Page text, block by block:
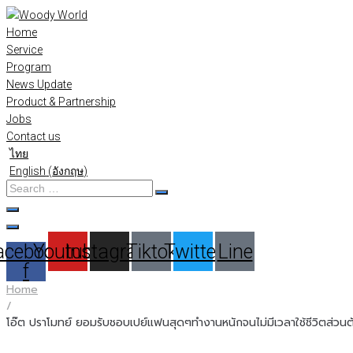
Skip
to
content
Home
Service
Program
News Update
Product & Partnership
Jobs
Contact us
ไทย
English (อังกฤษ)
Search
…
f
Youtube
Instagram
TiktokTwitterLine
Home
/
โอ๊ต ปราโมทย์ ยอมรับชอบเปย์แฟนสุดๆทำงานหนักจนไม่มีเวลาใช้ชีวิตส่วน